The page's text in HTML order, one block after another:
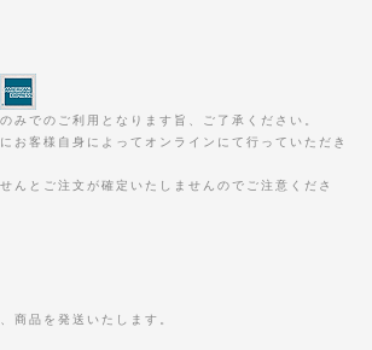
みでのご利用となります旨、ご了承ください。
お客様自身によってオンラインにて行っていただき
んとご注文が確定いたしませんのでご注意くださ
商品を発送いたします。